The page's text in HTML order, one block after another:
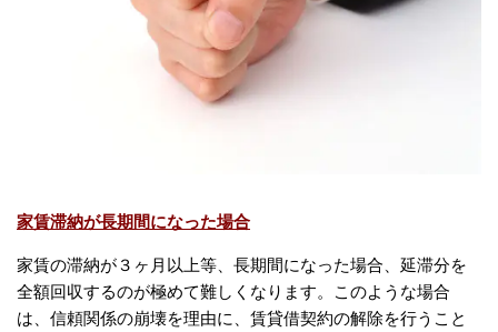
家賃滞納が長期間になった場合
家賃の滞納が３ヶ月以上等、長期間になった場合、延滞分を
全額回収するのが極めて難しくなります。
このような場合
は、信頼関係の崩壊を理由に、賃貸借契約の解除を行うこと